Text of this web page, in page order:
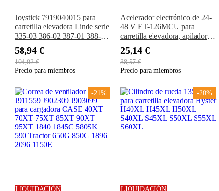
Joystick 7919040015 para
carretilla elevadora Linde serie
335-03 386-02 387-01 388-01
58,94 €
104,02 €
Precio para miembros
Acelerador electrónico de 24-
48 V ET-126MCU para
carretilla elevadora, apiladora
25,14 €
38,57 €
Precio para miembros
-21%
LIQUIDACIÓN
-20%
LIQUIDACIÓN